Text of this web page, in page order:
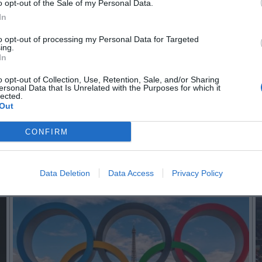
opt-out of the Sale of my Personal Data.
opt-out of processing my Personal Data for Targeted
opt-out of Collection, Use, Retention, Sale, and/or Sharing
Data that Is Unrelated with the Purposes for which it
CONFIRM
Data Deletion Data Access Privacy Policy
no formas parte de 2Playbook
¡Suscríbete! Inicia sesión